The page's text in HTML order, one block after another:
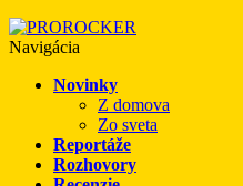
Navigácia
Novinky
Z domova
Zo sveta
Reportáže
Rozhovory